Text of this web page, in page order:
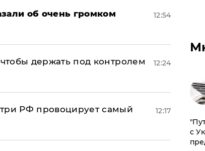
об очень громком
12:54
держать под контролем
12:24
РФ провоцирует самый
12:17
с